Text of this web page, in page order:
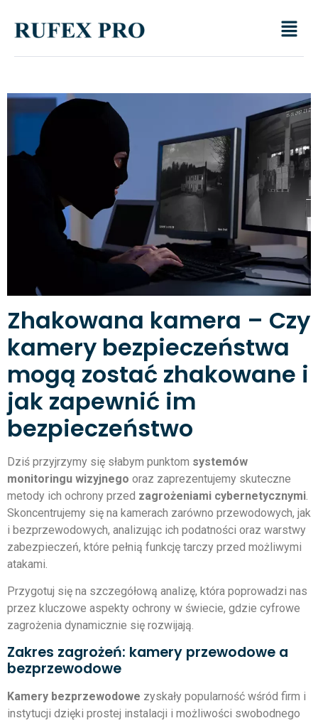
Zhakowana kamera – Czy
kamery bezpieczeństwa
mogą zostać zhakowane i
jak zapewnić im
bezpieczeństwo
Dziś przyjrzymy się słabym punktom systemów
monitoringu wizyjnego oraz zaprezentujemy skuteczne
metody ich ochrony przed zagrożeniami cybernetycznymi
Skoncentrujemy się na kamerach zarówno przewodowych, jak
i bezprzewodowych, analizując ich podatności oraz warstwy
zabezpieczeń, które pełnią funkcję tarczy przed możliwymi
atakami.
Przygotuj się na szczegółową analizę, która poprowadzi nas
przez kluczowe aspekty ochrony w świecie, gdzie cyfrowe
zagrożenia dynamicznie się rozwijają.
Zakres zagrożeń: kamery przewodowe a
bezprzewodowe
Kamery bezprzewodowe zyskały popularność wśród firm i
instytucji dzięki prostej instalacji i możliwości swobodnego